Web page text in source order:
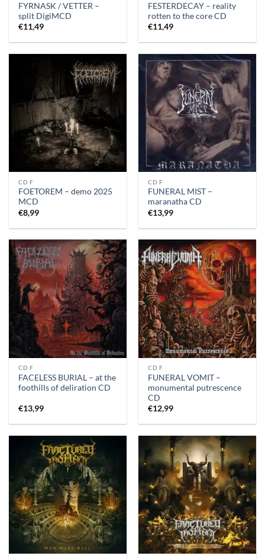
FYRNASK / VETTER –
split DigiMCD
€11,49
FESTERDECAY – reality
rotten to the core CD
€11,49
CD F
FOETOREM – demo 2025
MCD
€8,99
CD F
FUNERAL MIST –
maranatha CD
€13,99
CD F
FACELESS BURIAL – at the
foothills of deliration CD
€13,99
CD F
FUNERAL VOMIT –
monumental putrescence
CD
€12,99